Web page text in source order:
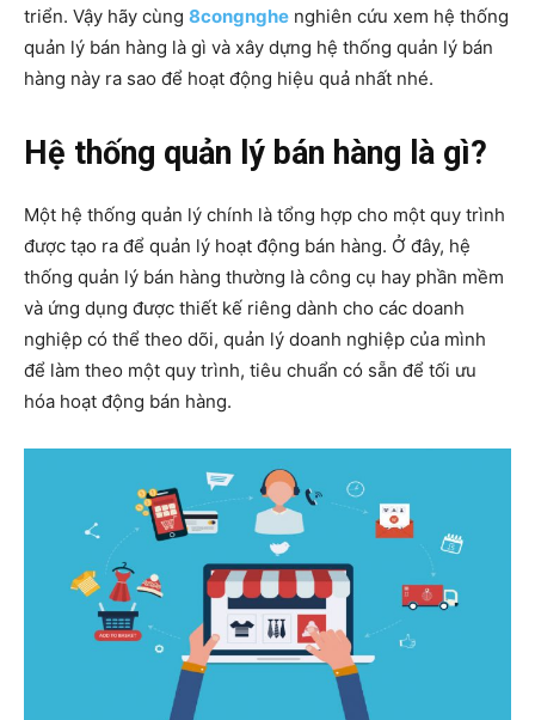
triển. Vậy hãy cùng 8congnghe nghiên cứu xem hệ thống
quản lý bán hàng là gì và xây dựng hệ thống quản lý bán
hàng này ra sao để hoạt động hiệu quả nhất nhé.
Hệ thống quản lý bán hàng là gì?
Một hệ thống quản lý chính là tổng hợp cho một quy trình
được tạo ra để quản lý hoạt động bán hàng. Ở đây, hệ
thống quản lý bán hàng thường là công cụ hay phần mềm
và ứng dụng được thiết kế riêng dành cho các doanh
nghiệp có thể theo dõi, quản lý doanh nghiệp của mình
để làm theo một quy trình, tiêu chuẩn có sẵn để tối ưu
hóa hoạt động bán hàng.